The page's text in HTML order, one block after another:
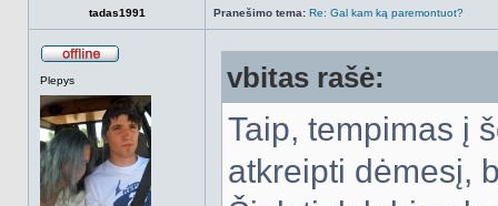
tadas1991 Pranešimo tema: Re: Gal kam ką paremontuot?
Plepys
vbitas rašė:
Taip, tempimas į
atkreipti dėmesį,